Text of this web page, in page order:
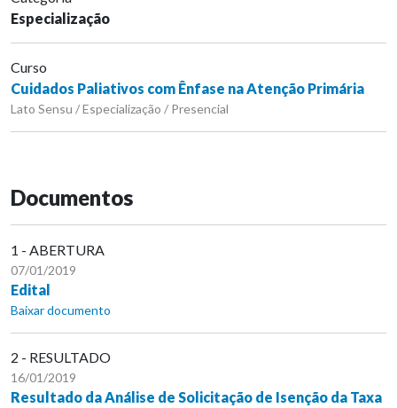
Especialização
Curso
Cuidados Paliativos com Ênfase na Atenção Primária
Lato Sensu / Especialização / Presencial
Documentos
1 - ABERTURA
07/01/2019
Edital
Baixar documento
2 - RESULTADO
16/01/2019
Resultado da Análise de Solicitação de Isenção da Taxa